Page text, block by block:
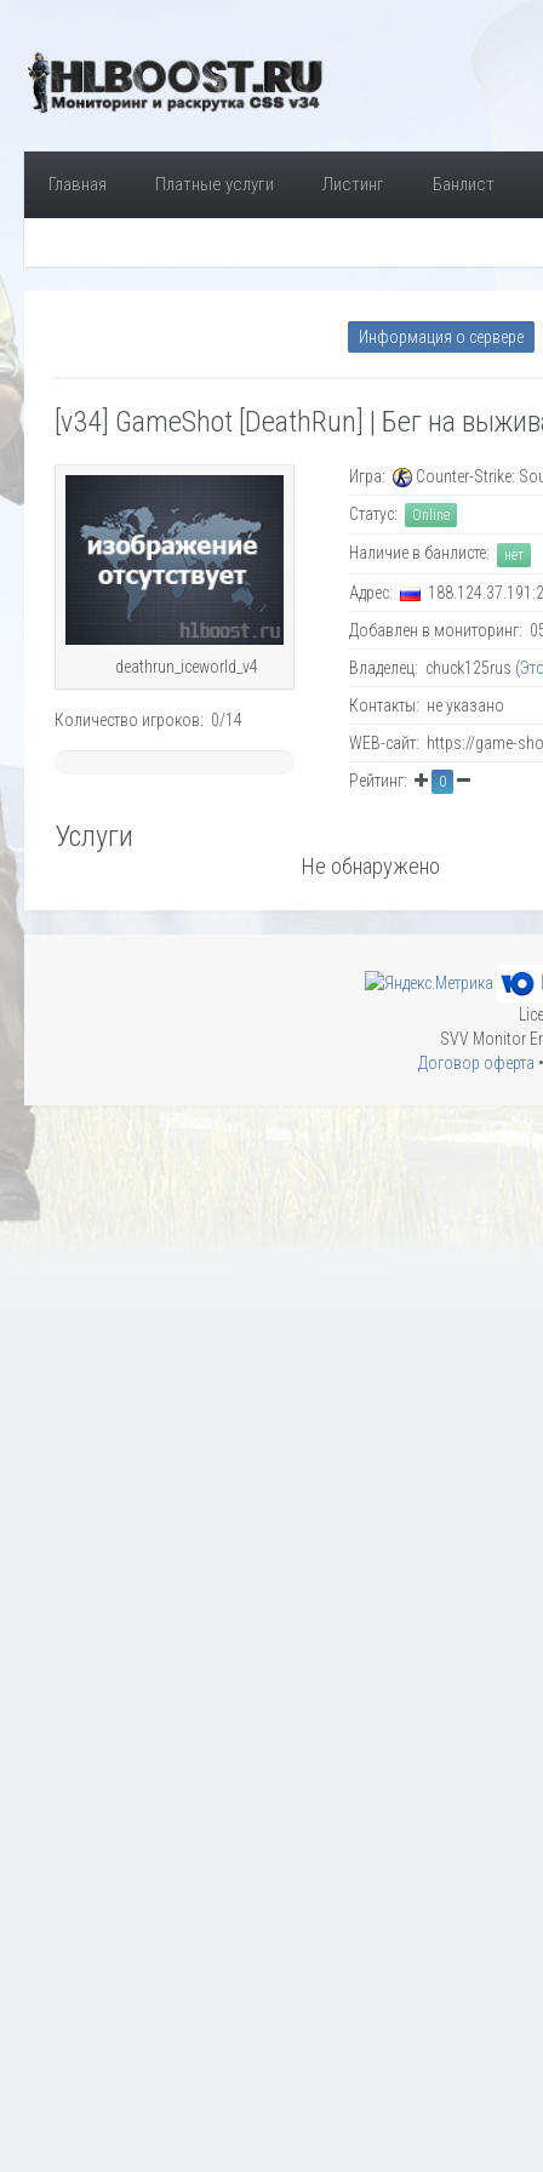
Главная Платные услуги Листинг Банлист
Информация о сервере
[v34] GameShot [DeathRun] | Бег на
deathrun_iceworld_v4
Количество игроков: 0/14
Игра:
Counter-Strike:
Статус:
Online
Наличие в банлисте: нет
Адрес:
Добавлен в мониторинг:
Владелец: chuck125rus (
Контакты: не указано
WEB-сайт: https://game-
Рейтинг:
0
Услуги
Не обнаружено
SVV Monitor
Договор оферта